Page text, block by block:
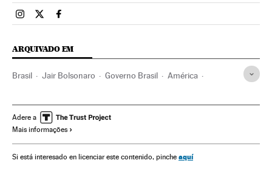
Brasil El País Brasil en Instagram
Brasil El País Brasil en Twitter
Brasil El País Brasil en Facebook
ARQUIVADO EM
Brasil Jair Bolsonaro Governo Brasil América
Operação Lava Jato Corrupção
Senado Federal
Adere a
Mais informações
Si está interesado en licenciar este contenido, pinche aquí